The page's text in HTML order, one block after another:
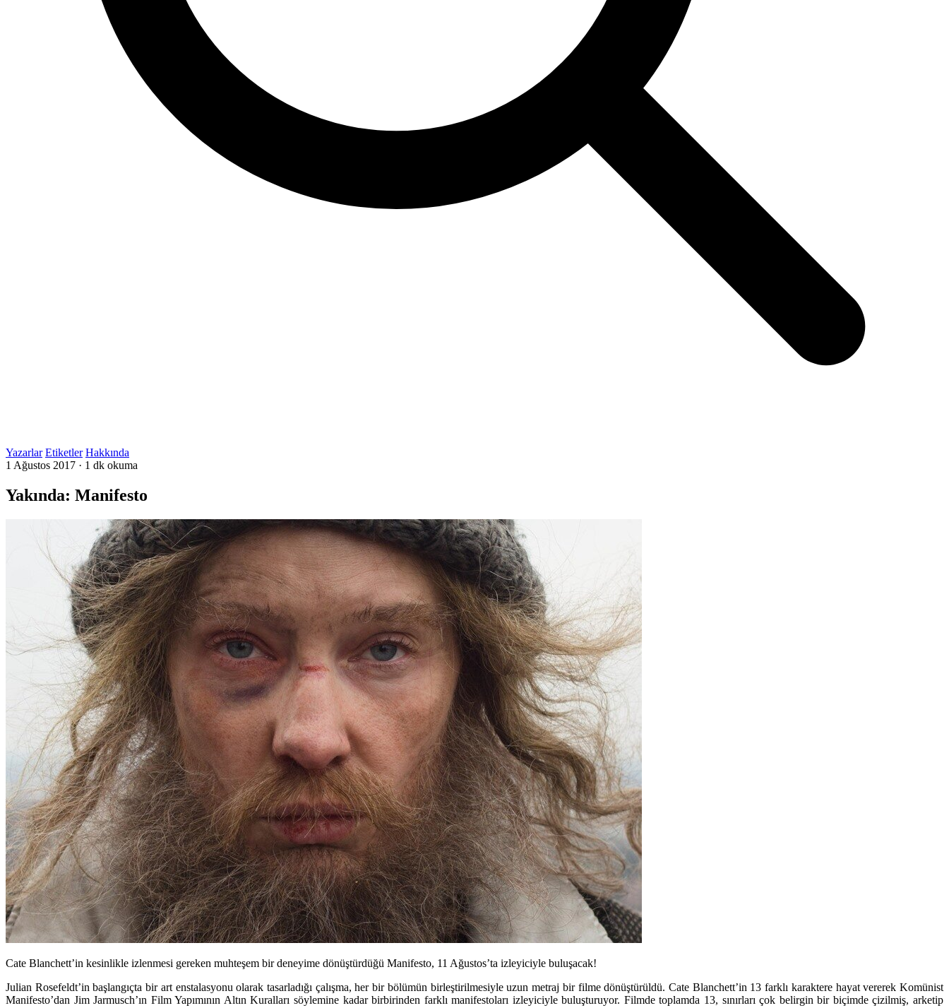
Yazarlar Etiketler Hakkında
1 Ağustos 2017 · 1 dk okuma
Yakında: Manifesto
Cate Blanchett’in kesinlikle izlenmesi gereken muhteşem bir deneyime dönüştürdüğü Manifesto, 11 Ağustos’ta izleyiciyle buluşacak!
Julian Rosefeldt’in başlangıçta bir art enstalasyonu olarak tasarladığı çalışma, her bir bölümün birleştirilmesiyle uzun metraj bir filme dönüştürüldü. Cate Blanchett’in 13 farklı karaktere hayat vererek Komünist
Manifesto’dan Jim Jarmusch’ın Film Yapımının Altın Kuralları söylemine kadar birbirinden farklı manifestoları izleyiciyle buluşturuyor. Filmde toplamda 13, sınırları çok belirgin bir biçimde çizilmiş, arketip